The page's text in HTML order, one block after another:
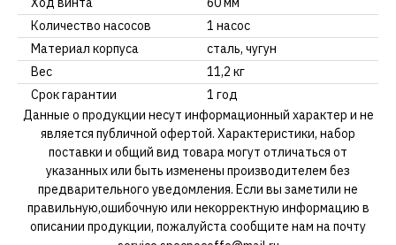
Количество насосов
1 насос
Материал корпуса
сталь, чугун
Вес
11,2 кг
Срок гарантии
1 год
Данные о продукции несут информационный характер и не
является публичной офертой. Характеристики, набор
поставки и общий вид товара могут отличаться от
указанных или быть изменены производителем без
предварительного уведомления. Если вы заметили не
правильную,ошибочную или некорректную информацию в
описании продукции, пожалуйста сообщите нам на почту